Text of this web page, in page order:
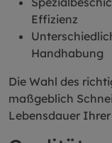
Effizienz
Handhabung
Die Wahl des
maßgeblich
Lebensdauer Ihrer